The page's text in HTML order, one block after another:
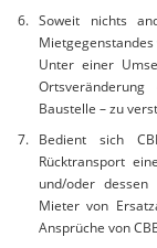
Soweit nichts
Unter einer
Baustelle – zu
Bedient sich
Rücktransport
und/oder
Mieter von
Ansprüche von